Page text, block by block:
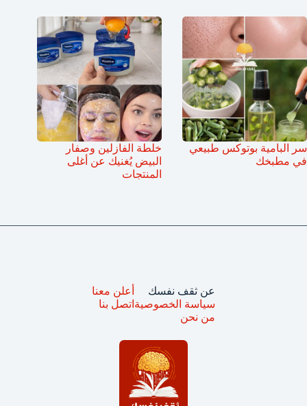
سر البامية بوتوكس طبيعي
في مطبخك
خلطة الفازلين وصفار
البيض يُغنيك عن أغلى
المنتجات
عن ثقف نفسك
سياسة الخصوصية
من نحن
أعلن معنا
اتصل بنا